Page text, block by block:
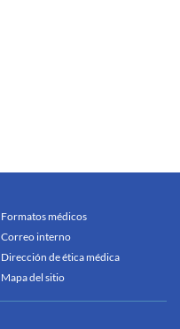
Formatos médicos
Correo interno
Dirección de ética médica
Mapa del sitio